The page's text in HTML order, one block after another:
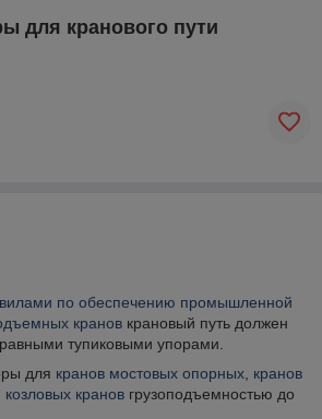
для кранового пути
по обеспечению промышленной
кранов крановый путь должен
тупиковыми упорами.
для кранов мостовых опорных, кранов
козловых кранов грузоподъемностью до